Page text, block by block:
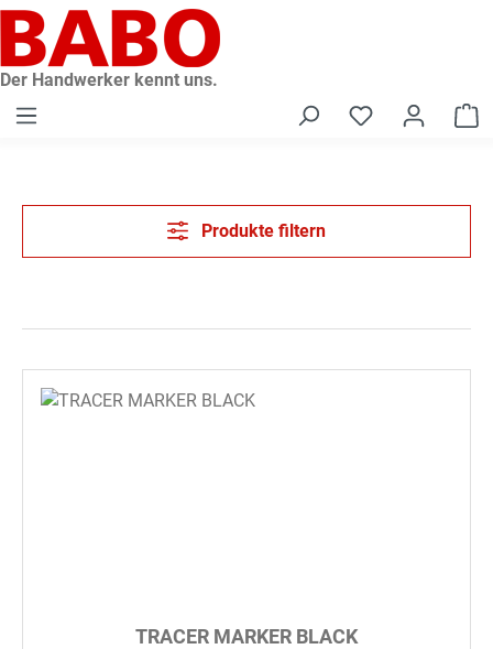
springen
Der Handwerker kennt uns.
Produkte filtern
TRACER MARKER BLACK